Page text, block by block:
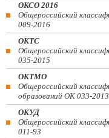
ОКСО 2016
Общероссийский
009-2016
ОКТС
Общероссийский
035-2015
ОКТМО
Общероссийский
образований ОК 033-2013
ОКУД
Общероссийский
011-93